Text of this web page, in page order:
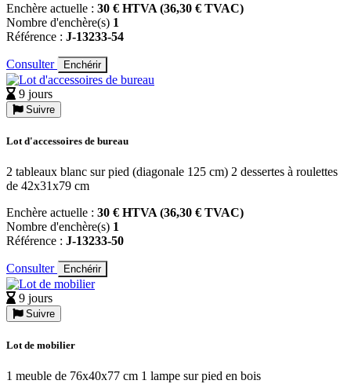
Enchère actuelle : 30 € HTVA (36,30 € TVAC)
Nombre d'enchère(s) 1
Référence : J-13233-54
Consulter Enchérir
9 jours
Suivre
Lot d'accessoires de bureau
2 tableaux blanc sur pied (diagonale 125 cm) 2 dessertes à roulettes
de 42x31x79 cm
Enchère actuelle : 30 € HTVA (36,30 € TVAC)
Nombre d'enchère(s) 1
Référence : J-13233-50
Consulter Enchérir
9 jours
Suivre
Lot de mobilier
1 meuble de 76x40x77 cm 1 lampe sur pied en bois